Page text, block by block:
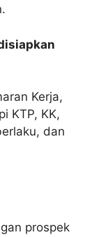
Kerja,
KTP, KK,
dan
prospek